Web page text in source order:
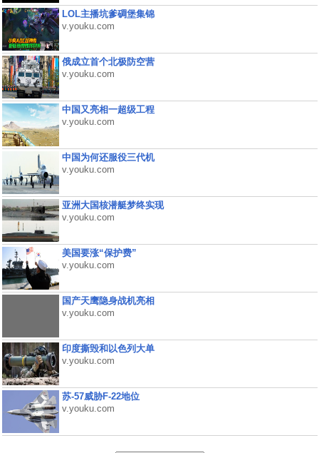
LOL主播坑爹碉堡集锦
v.youku.com
俄成立首个北极防空营
v.youku.com
中国又亮相一超级工程
v.youku.com
中国为何还服役三代机
v.youku.com
亚洲大国核潜艇梦终实现
v.youku.com
美国要涨“保护费”
v.youku.com
国产天鹰隐身战机亮相
v.youku.com
印度撕毁和以色列大单
v.youku.com
苏-57威胁F-22地位
v.youku.com